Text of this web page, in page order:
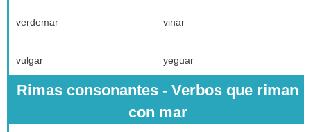
verdemar vinar
vulgar yeguar
Rimas consonantes - Verbos que riman
con mar